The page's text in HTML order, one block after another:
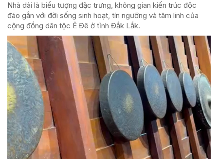
Nhà dài là biểu tượng đặc trưng, không gian kiến trúc độc
đáo gắn với đời sống sinh hoạt, tín ngưỡng và tâm linh của
cộng đồng dân tộc Ê Đê ở tỉnh Đắk Lắk.